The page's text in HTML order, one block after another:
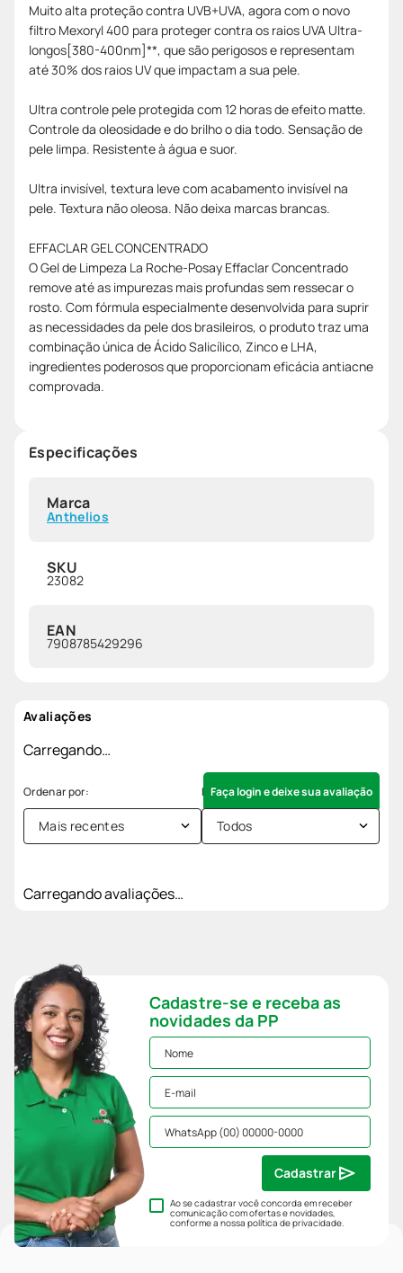
Muito alta proteção contra UVB+UVA, agora com o novo
filtro Mexoryl 400 para proteger contra os raios UVA Ultra-
longos[380-400nm]**, que são perigosos e representam
até 30% dos raios UV que impactam a sua pele.
Ultra controle pele protegida com 12 horas de efeito matte.
Controle da oleosidade e do brilho o dia todo. Sensação de
pele limpa. Resistente à água e suor.
Ultra invisível, textura leve com acabamento invisível na
pele. Textura não oleosa. Não deixa marcas brancas.
EFFACLAR GEL CONCENTRADO
O Gel de Limpeza La Roche-Posay Effaclar Concentrado
remove até as impurezas mais profundas sem ressecar o
rosto. Com fórmula especialmente desenvolvida para suprir
as necessidades da pele dos brasileiros, o produto traz uma
combinação única de Ácido Salicílico, Zinco e LHA,
ingredientes poderosos que proporcionam eficácia antiacne
comprovada.
Especificações
Marca
Anthelios
SKU
23082
EAN
7908785429296
Avaliações
Carregando…
Faça login e deixe sua avaliação
Mais recentes Todos
Carregando avaliações…
Cadastre-se e receba as
novidades da PP
Ao se cadastrar você concorda em receber
comunicação com ofertas e novidades,
conforme a nossapolítica de privacidade.
Cadastrar